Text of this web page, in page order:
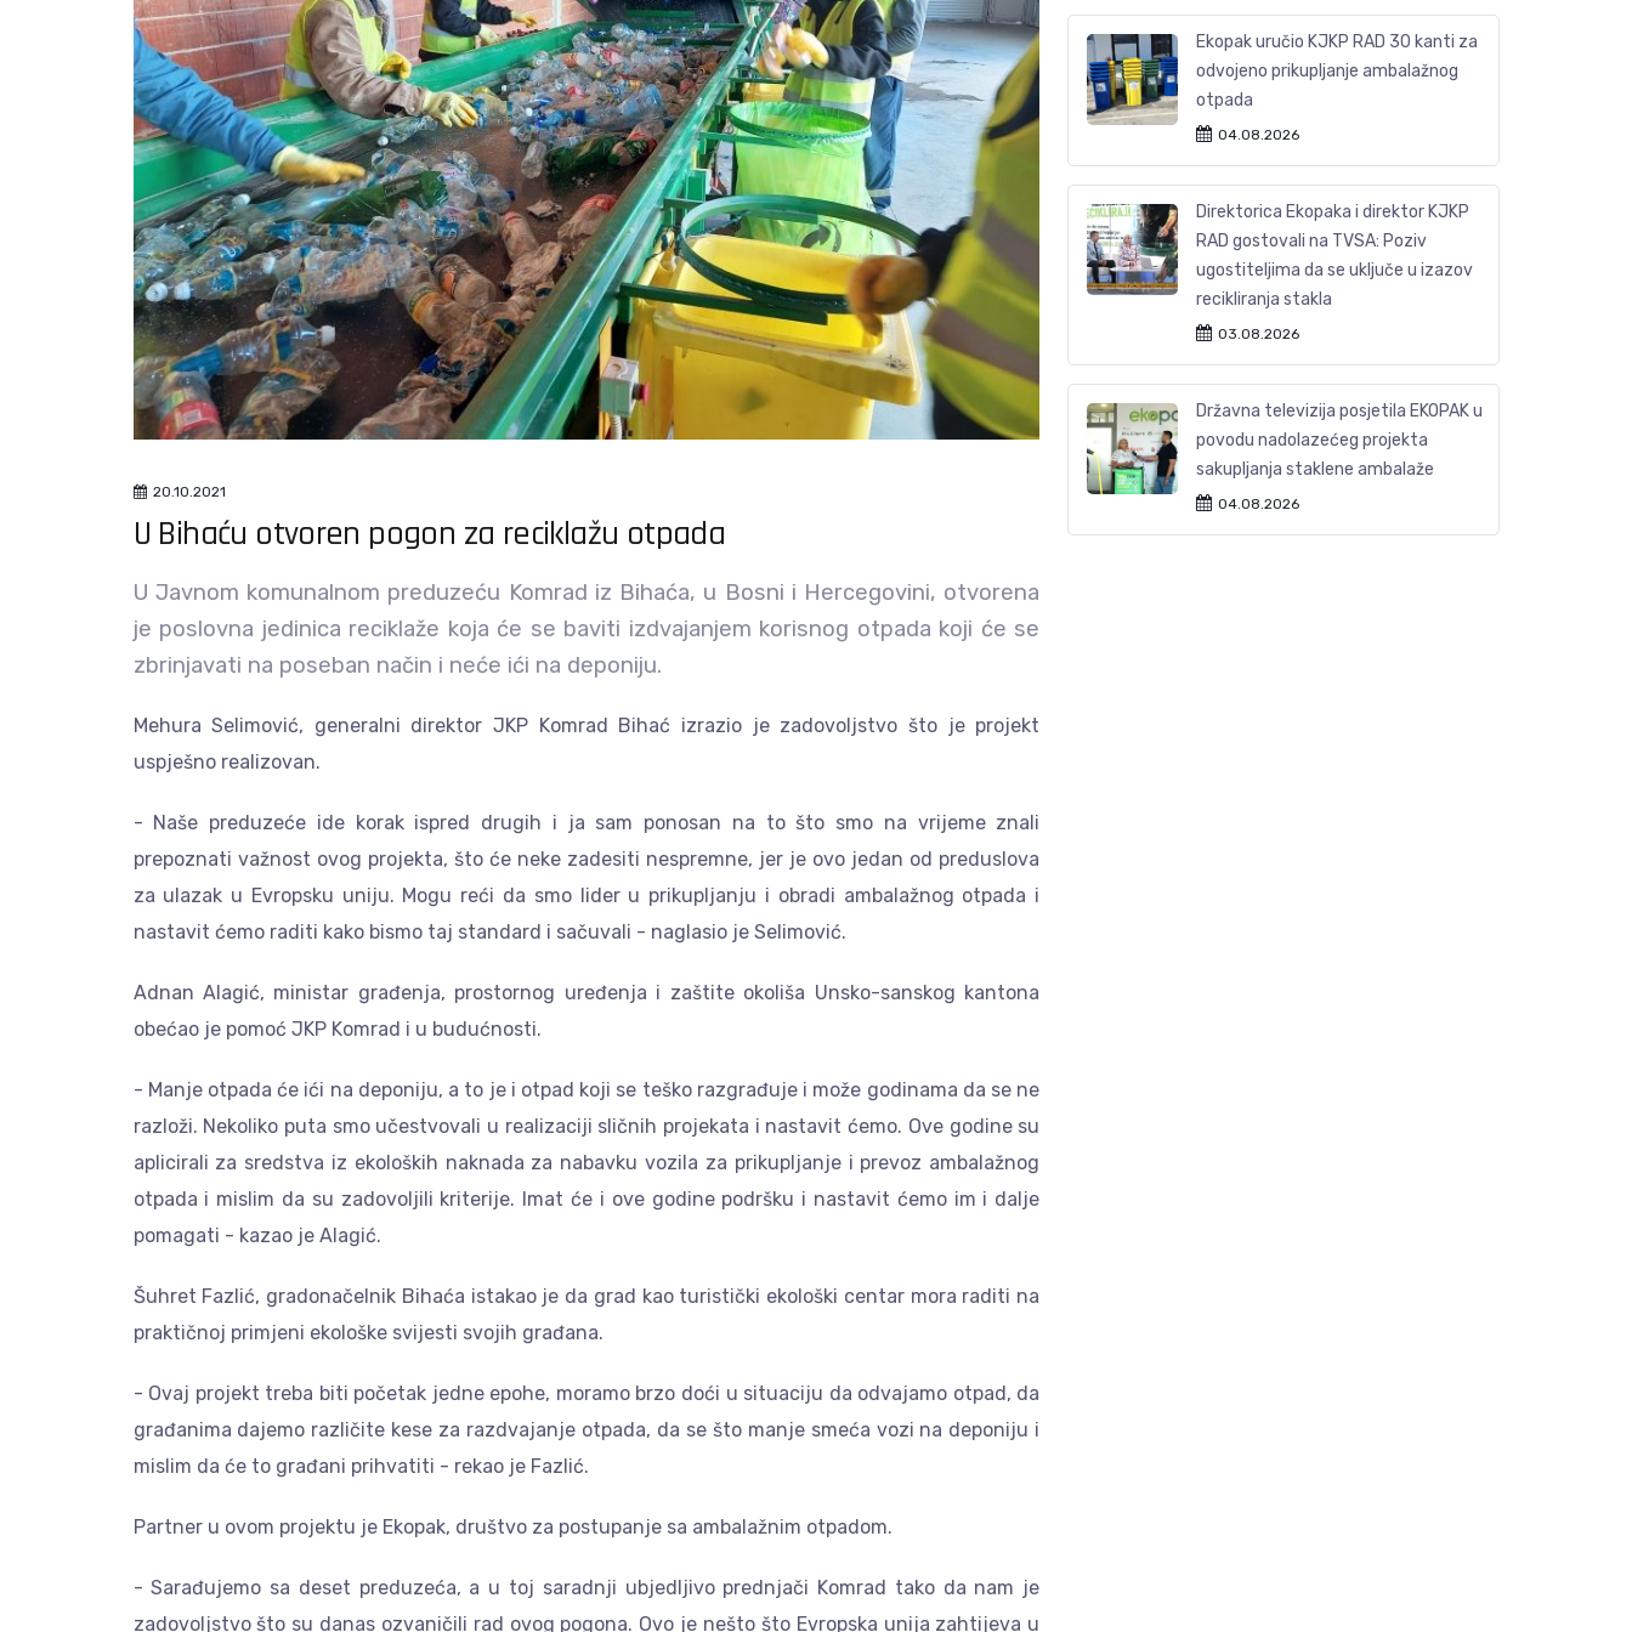
20.10.2021
U Bihaću otvoren pogon za reciklažu otpada
U Javnom komunalnom preduzeću Komrad iz Bihaća, u Bosni i Hercegovini, otvorena
je poslovna jedinica reciklaže koja će se baviti izdvajanjem korisnog otpada koji će se
zbrinjavati na poseban način i neće ići na deponiju.
Mehura Selimović, generalni direktor JKP Komrad Bihać izrazio je zadovoljstvo što je projekt
uspješno realizovan.
- Naše preduzeće ide korak ispred drugih i ja sam ponosan na to što smo na vrijeme znali
prepoznati važnost ovog projekta, što će neke zadesiti nespremne, jer je ovo jedan od preduslova
za ulazak u Evropsku uniju. Mogu reći da smo lider u prikupljanju i obradi ambalažnog otpada i
nastavit ćemo raditi kako bismo taj standard i sačuvali - naglasio je Selimović.
Adnan Alagić, ministar građenja, prostornog uređenja i zaštite okoliša Unsko-sanskog kantona
obećao je pomoć JKP Komrad i u budućnosti.
- Manje otpada će ići na deponiju, a to je i otpad koji se teško razgrađuje i može godinama da se ne
razloži. Nekoliko puta smo učestvovali u realizaciji sličnih projekata i nastavit ćemo. Ove godine su
aplicirali za sredstva iz ekoloških naknada za nabavku vozila za prikupljanje i prevoz ambalažnog
otpada i mislim da su zadovoljili kriterije. Imat će i ove godine podršku i nastavit ćemo im i dalje
pomagati - kazao je Alagić.
Šuhret Fazlić, gradonačelnik Bihaća istakao je da grad kao turistički ekološki centar mora raditi na
praktičnoj primjeni ekološke svijesti svojih građana.
- Ovaj projekt treba biti početak jedne epohe, moramo brzo doći u situaciju da odvajamo otpad, da
građanima dajemo različite kese za razdvajanje otpada, da se što manje smeća vozi na deponiju i
mislim da će to građani prihvatiti - rekao je Fazlić.
Partner u ovom projektu je Ekopak, društvo za postupanje sa ambalažnim otpadom.
- Sarađujemo sa deset preduzeća, a u toj saradnji ubjedljivo prednjači Komrad tako da nam je
zadovoljstvo što su danas ozvaničili rad ovog pogona. Ovo je nešto što Evropska unija zahtijeva u
Ekopak uručio KJKP RAD 30 kanti za
odvojeno prikupljanje ambalažnog
otpada
04.08.2026
Direktorica Ekopaka i direktor KJKP
RAD gostovali na TVSA: Poziv
ugostiteljima da se uključe u izazov
recikliranja stakla
03.08.2026
Državna televizija posjetila EKOPAK u
povodu nadolazećeg projekta
sakupljanja staklene ambalaže
04.08.2026